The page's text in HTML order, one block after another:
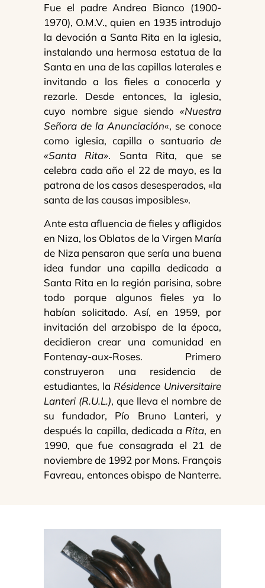
Fue el padre Andrea Bianco (1900-
1970), O.M.V., quien en 1935 introdujo
la devoción a Santa Rita en la iglesia,
instalando una hermosa estatua de la
Santa en una de las capillas laterales e
invitando a los fieles a conocerla y
rezarle. Desde entonces, la iglesia,
cuyo nombre sigue siendo «Nuestra
Señora de la Anunciación«, se conoce
como iglesia, capilla o santuario de
«Santa Rita». Santa Rita, que se
celebra cada año el 22 de mayo, es la
patrona de los casos desesperados, «la
santa de las causas imposibles».
Ante esta afluencia de fieles y afligidos
en Niza, los Oblatos de la Virgen María
de Niza pensaron que sería una buena
idea fundar una capilla dedicada a
Santa Rita en la región parisina, sobre
todo porque algunos fieles ya lo
habían solicitado. Así, en 1959, por
invitación del arzobispo de la época,
decidieron crear una comunidad en
Fontenay-aux-Roses. Primero
construyeron una residencia de
estudiantes, la Résidence Universitaire
Lanteri (R.U.L.), que lleva el nombre de
su fundador, Pío Bruno Lanteri, y
después la capilla, dedicada a Rita, en
1990, que fue consagrada el 21 de
noviembre de 1992 por Mons. François
Favreau, entonces obispo de Nanterre.